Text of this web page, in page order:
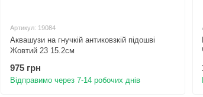
Артикул: 19084
Аквашузи на гнучкій антиковзкій підошві
Жовтий 23 15.2см
975 грн
Відправимо через 7-14 робочих днів